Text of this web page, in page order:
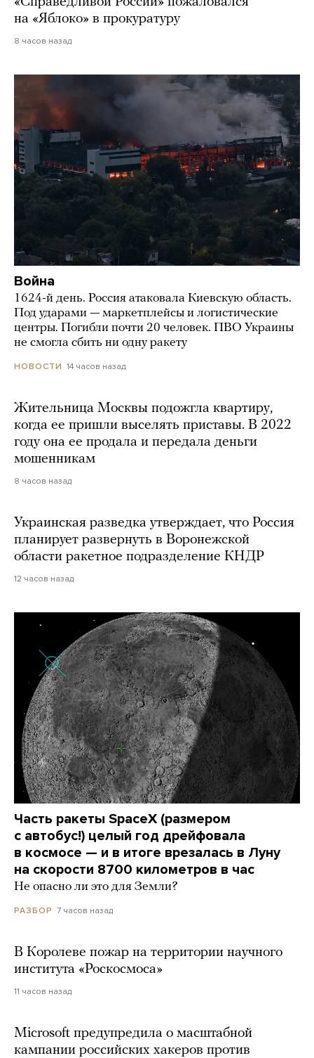
на «Яблоко» в прокуратуру
8 часов назад
Война
1624-й день. Россия атаковала Киевскую область.
Под ударами — маркетплейсы и логистические
центры. Погибли почти 20 человек. ПВО Украины
не смогла сбить ни одну ракету
НОВОСТИ 14 часов назад
Жительница Москвы подожгла квартиру,
когда ее пришли выселять приставы. В 2022
году она ее продала и передала деньги
мошенникам
8 часов назад
Украинская разведка утверждает, что Россия
планирует развернуть в Воронежской
области ракетное подразделение КНДР
12 часов назад
Часть ракеты SpaceX (размером
с автобус!) целый год дрейфовала
в космосе — и в итоге врезалась в Луну
на скорости 8700 километров в час
Не опасно ли это для Земли?
РАЗБОР 7 часов назад
В Королеве пожар на территории научного
института «Роскосмоса»
11 часов назад
Microsoft предупредила о масштабной
кампании российских хакеров против